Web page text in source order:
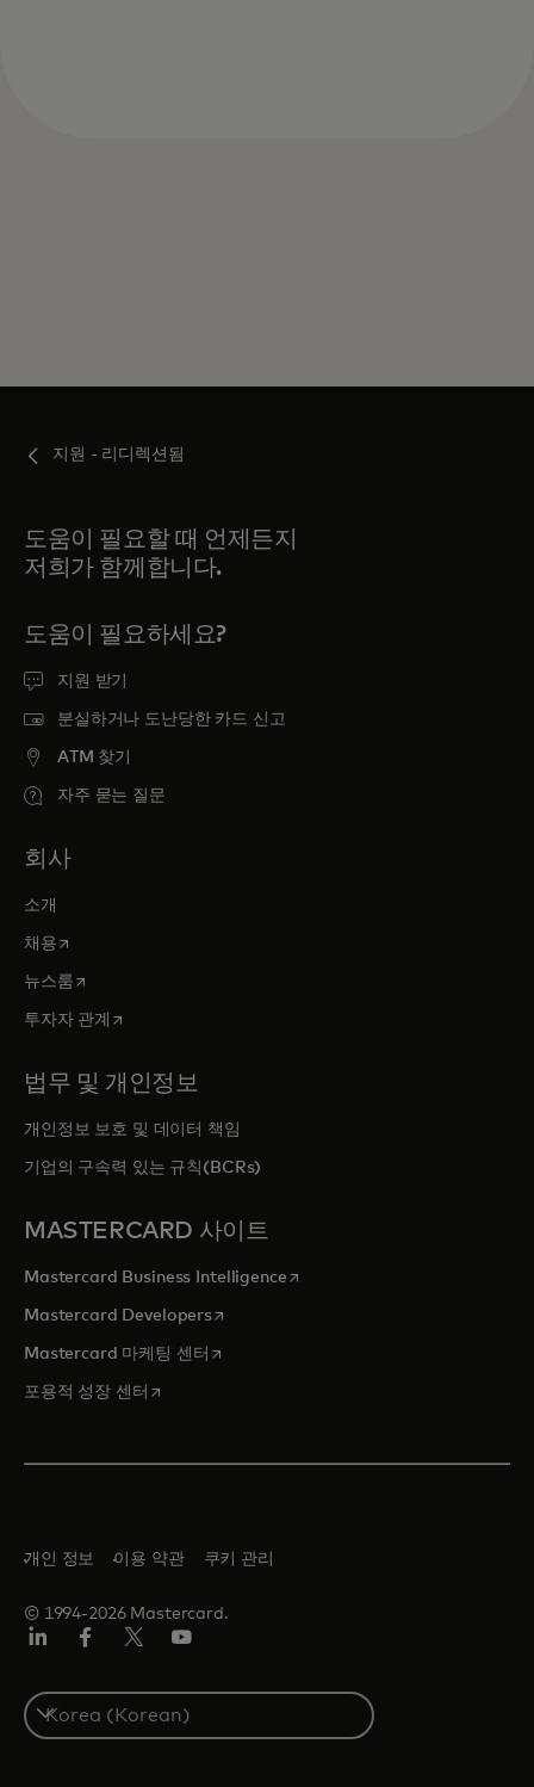
지원 - 리디렉션됨
도움이 필요할 때 언제든지
저희가 함께합니다.
도움이 필요하세요?
지원 받기
분실하거나 도난당한 카드 신고
ATM 찾기
자주 묻는 질문
회사
소개
채용새 탭에서 열림
뉴스룸새 탭에서 열림
투자자 관계 새 탭에서 열림
법무 및 개인정보
개인정보 보호 및 데이터 책임
기업의 구속력 있는 규칙(BCRs)
MASTERCARD 사이트
Mastercard Business Intelligence새 탭에서 열림
Mastercard Developers새 탭에서 열림
Mastercard 마케팅 센터 새 탭에서 열림
포용적 성장 센터 새 탭에서 열림
© 1994-2026 Mastercard.
개인 정보 이용 약관 쿠키 관리
S
e
In
ook
터/
X
브